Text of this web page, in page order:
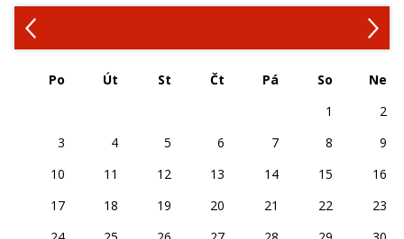
‹
Po Út St Čt Pá So
Ne
1
2
3
4 5 6 7 8
9
10
11 12 13 14 15
16
17
18 19 20 21 22
23